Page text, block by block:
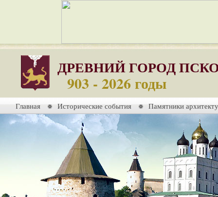
ДРЕВНИЙ ГОРОД
903 - 2026 годы
Главная Исторические события Памятники